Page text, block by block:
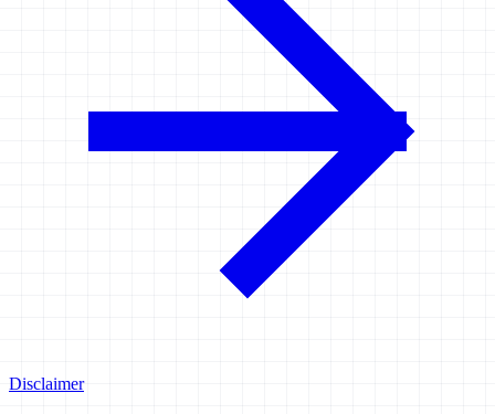
Disclaimer